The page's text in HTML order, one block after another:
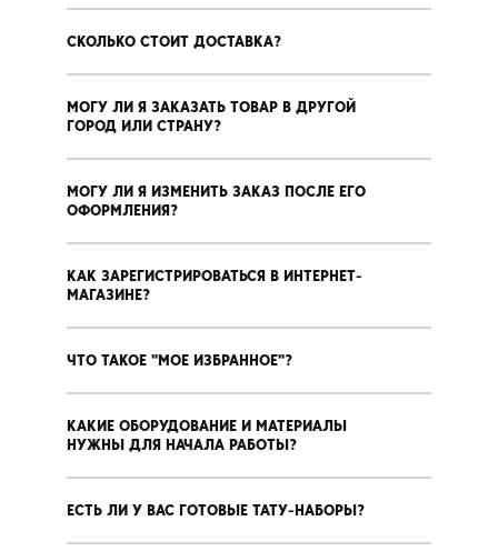
СКОЛЬКО СТОИТ ДОСТАВКА?
МОГУ ЛИ Я ЗАКАЗАТЬ ТОВАР В ДРУГОЙ
ГОРОД ИЛИ СТРАНУ?
МОГУ ЛИ Я ИЗМЕНИТЬ ЗАКАЗ ПОСЛЕ ЕГО
ОФОРМЛЕНИЯ?
КАК ЗАРЕГИСТРИРОВАТЬСЯ В ИНТЕРНЕТ-
МАГАЗИНЕ?
ЧТО ТАКОЕ "МОЕ ИЗБРАННОЕ"?
КАКИЕ ОБОРУДОВАНИЕ И МАТЕРИАЛЫ
НУЖНЫ ДЛЯ НАЧАЛА РАБОТЫ?
ЕСТЬ ЛИ У ВАС ГОТОВЫЕ ТАТУ-НАБОРЫ?